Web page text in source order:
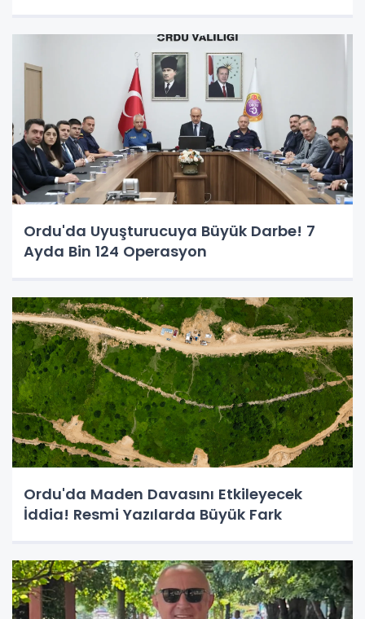
Ordu'da Uyuşturucuya Büyük Darbe! 7
Ayda Bin 124 Operasyon
Ordu'da Maden Davasını Etkileyecek
İddia! Resmi Yazılarda Büyük Fark